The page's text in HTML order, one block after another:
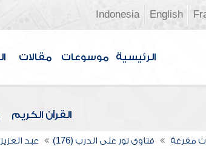
English
Indonesia
الرئيسية موسوعات مقالات
القرآن الكريم
مفرغة فتاوى نور على الدرب (176) عبد العزيز